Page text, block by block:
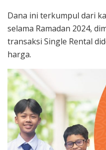
Dana ini terkumpul dari
selama Ramadan 2024,
transaksi Single Rental
harga.